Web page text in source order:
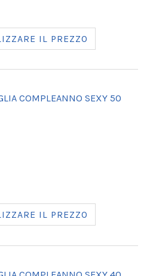
IL PREZZO
COMPLEANNO SEXY 50
IL PREZZO